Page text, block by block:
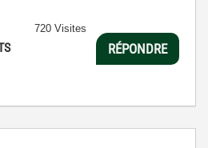
720 Visites
RÉPONDRE